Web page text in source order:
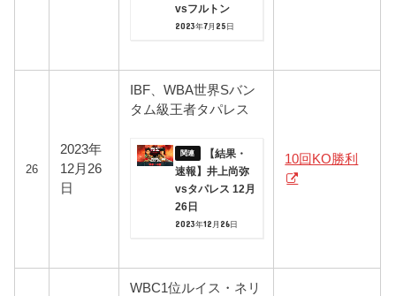
vsフルトン
2023年7月25日
26
2023年
12月26
日
IBF、WBA世界Sバン
タム級王者タパレス
【結果・
速報】井上尚弥
vsタパレス 12月
26日
2023年12月26日
10回KO勝利
WBC1位ルイス・ネリ